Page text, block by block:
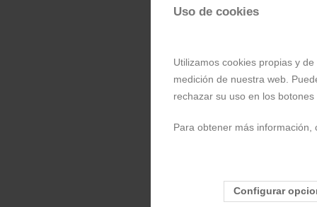
Uso de cookies
Utilizamos cookies propias y
medición de nuestra web.
rechazar su uso en los
Para obtener más
Configurar